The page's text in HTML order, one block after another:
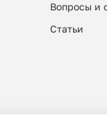
Вопросы и
Cтатьи